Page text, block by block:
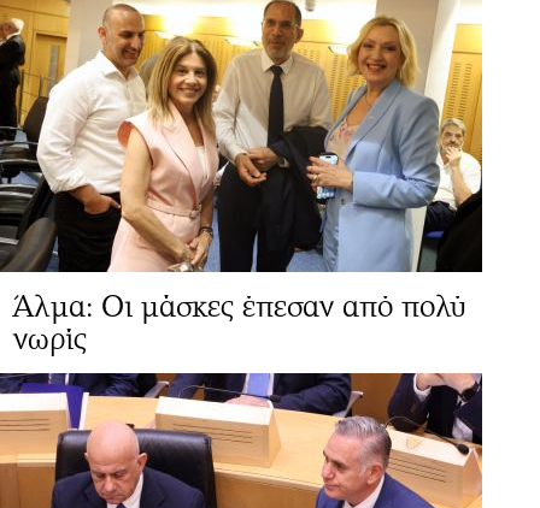
Άλμα: Οι μάσκες έπεσαν από πολύ
νωρίς